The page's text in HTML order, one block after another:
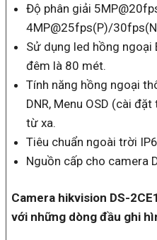
Độ phân giải
4MP@25fps(P)/
Sử dụng led hồng ngoại
đêm là 80 mét.
Tính năng hồng ngoại
DNR, Menu OSD (cài
từ xa.
Tiêu chuẩn ngoài trời
Nguồn cấp cho camera
Camera hikvision DS-
với những dòng đầu ghi